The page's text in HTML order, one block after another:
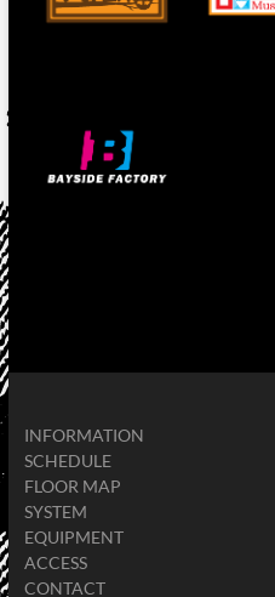
INFORMATION
SCHEDULE
FLOOR MAP
SYSTEM
EQUIPMENT
ACCESS
CONTACT